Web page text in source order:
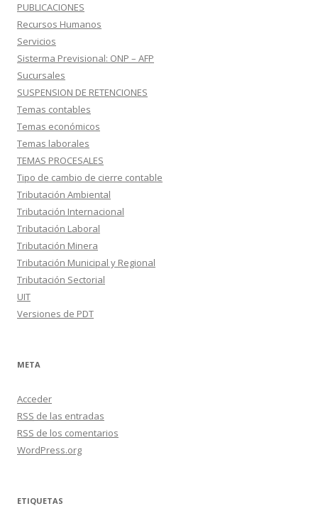
PUBLICACIONES
Recursos Humanos
Servicios
Sisterma Previsional: ONP – AFP
Sucursales
SUSPENSION DE RETENCIONES
Temas contables
Temas económicos
Temas laborales
TEMAS PROCESALES
Tipo de cambio de cierre contable
Tributación Ambiental
Tributación Internacional
Tributación Laboral
Tributación Minera
Tributación Municipal y Regional
Tributación Sectorial
UIT
Versiones de PDT
META
Acceder
RSS de las entradas
RSS de los comentarios
WordPress.org
ETIQUETAS